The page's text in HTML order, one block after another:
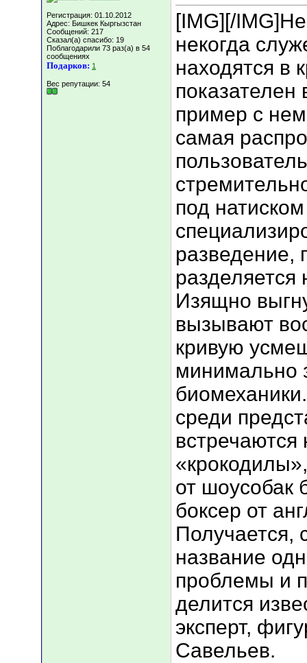
Регистрация: 01.10.2012
Адрес: Бишкек Кыргызстан
Сообщений: 217
Сказал(а) спасибо: 19
Поблагодарили 73 раз(а) в 54
сообщениях
Подарков: 1
Вес репутации: 54
[IMG] [/
некогда
находятся в
пример с
самая
под
разведение,
Изящно
вызывают
кривую
минимально
среди
от шоусобак
боксер от
Получается,
название
проблемы и
делится
эксперт,
Савельев.